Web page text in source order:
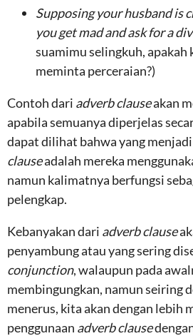
Supposing your husband is
you get mad and ask for a
suamimu selingkuh, apakah
meminta perceraian?)
Contoh dari adverb clauseakan
apabila semuanya diperjelas
dapat dilihat bahwa yang
clauseadalah mereka
namun kalimatnya berfungsi
pelengkap.
Kebanyakan dari adverb clause
penyambung atau yang sering
conjunction, walaupun pada
membingungkan, namun seiring
menerus, kita akan dengan lebih
penggunaan adverb clause